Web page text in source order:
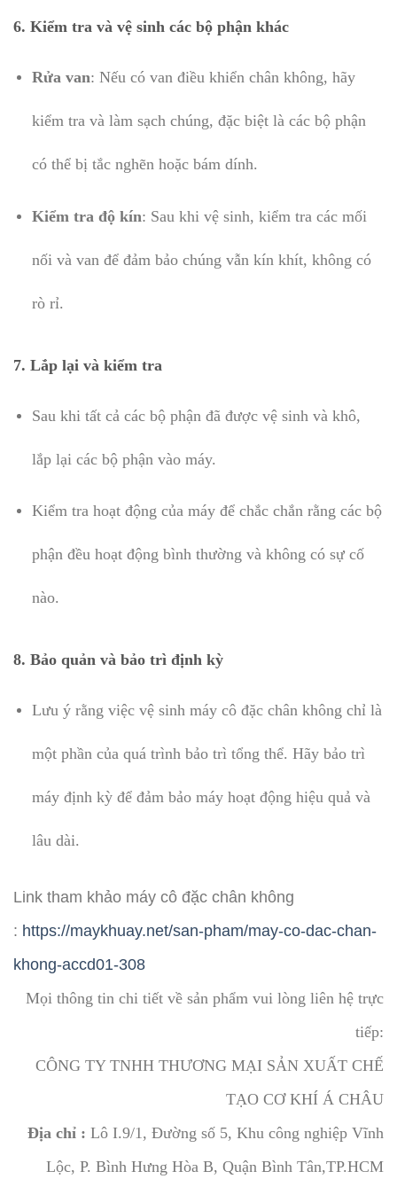
6. Kiểm tra và vệ sinh các bộ phận khác
Rửa van: Nếu có van điều khiển chân không, hãy
kiểm tra và làm sạch chúng, đặc biệt là các bộ phận
có thể bị tắc nghẽn hoặc bám dính.
Kiểm tra độ kín: Sau khi vệ sinh, kiểm tra các mối
nối và van để đảm bảo chúng vẫn kín khít, không có
rò rỉ.
7. Lắp lại và kiểm tra
Sau khi tất cả các bộ phận đã được vệ sinh và khô,
lắp lại các bộ phận vào máy.
Kiểm tra hoạt động của máy để chắc chắn rằng các bộ
phận đều hoạt động bình thường và không có sự cố
nào.
8. Bảo quản và bảo trì định kỳ
Lưu ý rằng việc vệ sinh máy cô đặc chân không chỉ là
một phần của quá trình bảo trì tổng thể. Hãy bảo trì
máy định kỳ để đảm bảo máy hoạt động hiệu quả và
lâu dài.
Link tham khảo máy cô đặc chân không
: https://maykhuay.net/san-pham/may-co-dac-chan-
khong-accd01-308
Mọi thông tin chi tiết về sản phẩm vui lòng liên hệ trực
tiếp:
CÔNG TY TNHH THƯƠNG MẠI SẢN XUẤT CHẾ
TẠO CƠ KHÍ Á CHÂU
Địa chỉ : Lô I.9/1, Đường số 5, Khu công nghiệp Vĩnh
Lộc, P. Bình Hưng Hòa B, Quận Bình Tân,TP.HCM